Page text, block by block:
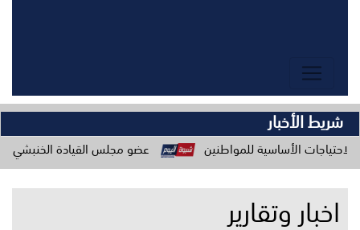
شريط الأخبار
للمواطنين عضو مجلس القيادة الخنبشي يدعو المكونات
اخبار وتقارير